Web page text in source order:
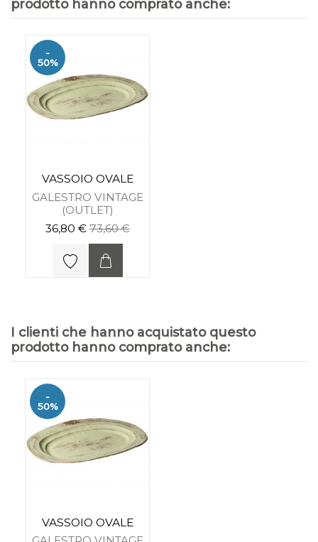
prodotto hanno comprato anche:
-
50%
VASSOIO OVALE
GALESTRO VINTAGE
(OUTLET)
36,80 €73,60 €
I clienti che hanno acquistato questo
prodotto hanno comprato anche:
-
50%
VASSOIO OVALE